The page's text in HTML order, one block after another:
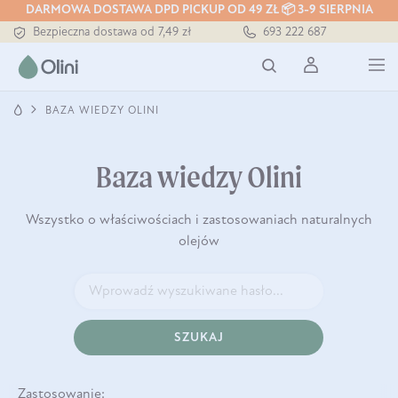
DARMOWA DOSTAWA DPD PICKUP OD 49 ZŁ 📦 3-9 SIERPNIA
Bezpieczna dostawa od 7,49 zł
Darmowa dostawa od 199 zł
693 222 687
BAZA WIEDZY OLINI
Baza wiedzy Olini
Wszystko o właściwościach i zastosowaniach naturalnych
olejów
SZUKAJ
Zastosowanie: